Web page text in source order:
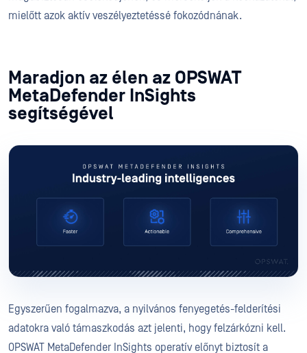
mielőtt azok aktív veszélyeztetéssé fokozódnának.
Maradjon az élen az OPSWAT
MetaDefender InSights
segítségével
Egyszerűen fogalmazva, a nyilvános fenyegetés-felderítési
adatokra való támaszkodás azt jelenti, hogy felzárkózni kell.
OPSWAT MetaDefender InSights operatív előnyt biztosít a